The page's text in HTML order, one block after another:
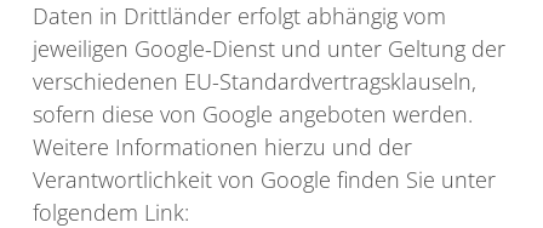
Daten in Drittländer erfolgt abhängig vom
jeweiligen Google-Dienst und unter Geltung der
verschiedenen EU-Standardvertragsklauseln,
sofern diese von Google angeboten werden.
Weitere Informationen hierzu und der
Verantwortlichkeit von Google finden Sie unter
folgendem Link: